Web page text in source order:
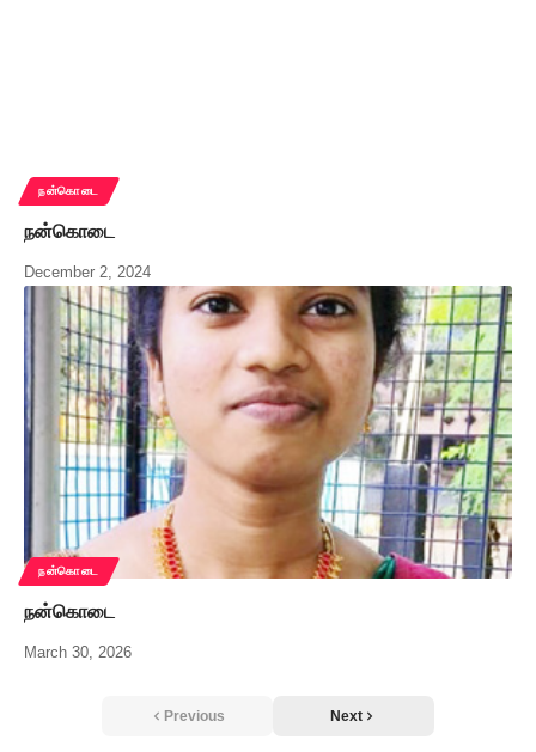
நன்கொடை
நன்கொடை
December 2, 2024
நன்கொடை
நன்கொடை
March 30, 2026
Previous Next